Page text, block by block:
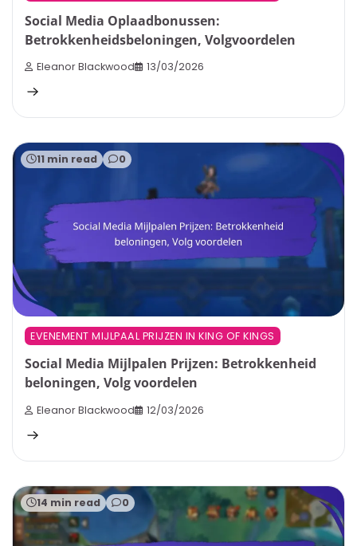
Social Media Oplaadbonussen:
Betrokkenheidsbeloningen, Volgvoordelen
Eleanor Blackwood 13/03/2026
11 min read 0
EVENEMENT MIJLPAAL PRIJZEN IN KING OF KINGS
Social Media Mijlpalen Prijzen: Betrokkenheid
beloningen, Volg voordelen
Eleanor Blackwood 12/03/2026
14 min read 0